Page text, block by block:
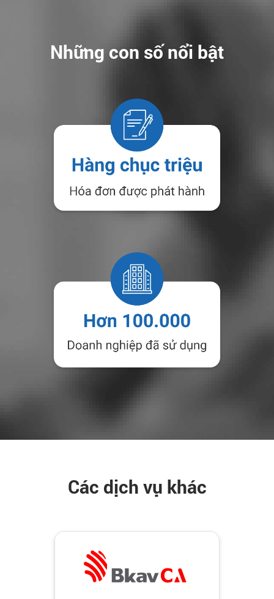
Những con số nổi bật
Các dịch vụ khác